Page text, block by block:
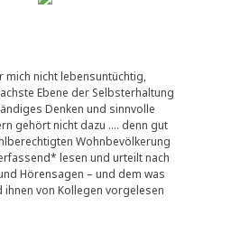
mich nicht lebensuntüchtig,
Ebene der Selbsterhaltung
Denken und sinnvolle
gehört nicht dazu …. denn gut
Wohnbevölkerung
lesen und urteilt nach
Hörensagen – und dem was
ihnen von Kollegen vorgelesen